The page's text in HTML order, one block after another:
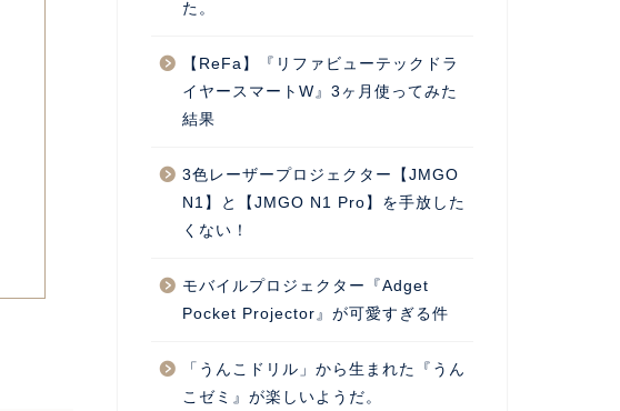
た。
【ReFa】『リファビューテックドラ
イヤースマートW』3ヶ月使ってみた
結果
3色レーザープロジェクター【JMGO
N1】と【JMGO N1 Pro】を手放した
くない！
モバイルプロジェクター『Adget
Pocket Projector』が可愛すぎる件
「うんこドリル」から生まれた『うん
こゼミ』が楽しいようだ。